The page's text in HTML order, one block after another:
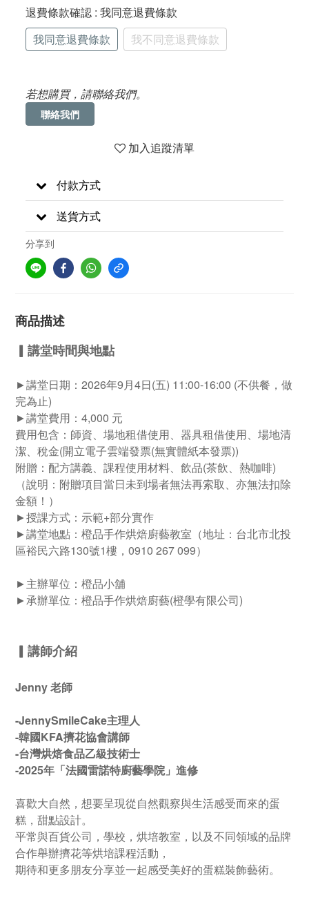
退費條款確認 : 我同意退費條款
我同意退費條款
我不同意退費條款
若想購買，請聯絡我們。
聯絡我們
加入追蹤清單
付款方式
送貨方式
分享到
商品描述
▎ 講堂時間與地點
►講堂日期：2026年9月4日(五) 11:00-16:00 (不供餐，做
完為止)
►講堂費用：4,000 元
費用包含： 師資、 場地租借使用、 器具租借使用、 場地清
潔、稅金(開立電子雲端發票(無實體紙本發票))
附贈： 配方講義、課程使用材料、 飲品(茶飲、熱咖啡)
（說明： 附贈項目當日未到場者無法再索取、亦無法扣除
金額！）
►授課方式：示範+部分實作
►講堂地點：橙品手作烘焙廚藝教室（地址：台北市北投
區裕民六路130號1樓， 0910 267 099）
► 主辦單位：橙品小舖
►承辦單位：橙品手作烘焙廚藝(橙學有限公司)
▎ 講師介紹
Jenny 老師
-JennySmileCake主理人
-韓國KFA擠花協會講師
-台灣烘焙食品乙級技術士
-2025年「法國雷諾特廚藝學院」進修
喜歡大自然，想要呈現從自然觀察與生活感受而來的蛋
糕，甜點設計。
平常與百貨公司，學校，烘培教室，以及不同領域的品牌
合作舉辦擠花等烘培課程活動，
期待和更多朋友分享並一起感受美好的蛋糕裝飾藝術。